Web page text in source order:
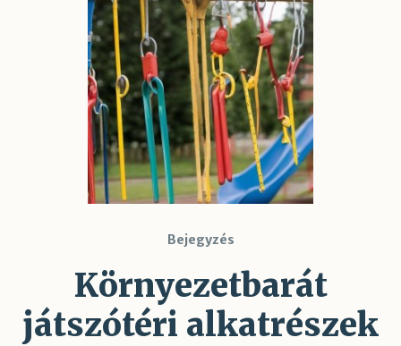
Bejegyzés
Környezetbarát
játszótéri alkatrészek